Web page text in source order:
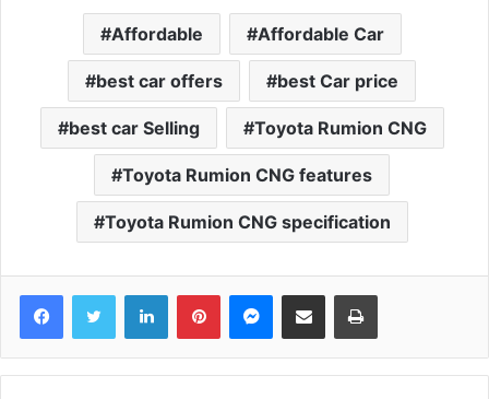
Affordable Affordable Car
best car offers best Car price
best car Selling Toyota Rumion CNG
Toyota Rumion CNG features
Toyota Rumion CNG specification
FacebookTwitter LinkedInPinterestMessenger
Share via Email Print